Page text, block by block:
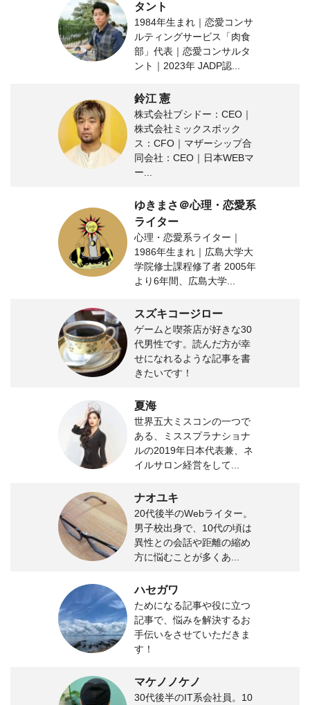
タント
1984年生まれ｜恋愛コンサ
ルティングサービス「肉食
部」代表｜恋愛コンサルタ
ント｜2023年 JADP認...
鈴江 憲
株式会社ブシドー：CEO｜
株式会社ミックスボック
ス：CFO｜マザーシップ合
同会社：CEO｜日本WEBマ
ー...
ゆきまさ＠心理・恋愛系
ライター
心理・恋愛系ライター｜
1986年生まれ｜広島大学大
学院修士課程修了者 2005年
より6年間、広島大学...
スズキコージロー
ゲームと喫茶店が好きな30
代男性です。読んだ方が幸
せになれるような記事を書
きたいです！
夏海
世界五大ミスコンの一つで
ある、ミススプラナショナ
ルの2019年日本代表兼、ネ
イルサロン経営をして...
ナオユキ
20代後半のWebライター。
男子校出身で、10代の頃は
異性との会話や距離の縮め
方に悩むことが多くあ...
ハセガワ
ためになる記事や役に立つ
記事で、悩みを解決するお
手伝いをさせていただきま
す！
マケノノケノ
30代後半のIT系会社員。10